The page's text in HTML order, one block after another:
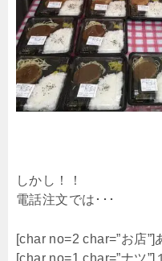
しかし！！
電話注文では･･･
[char no=2 char=”お店
[char no=1 char=”ナツ